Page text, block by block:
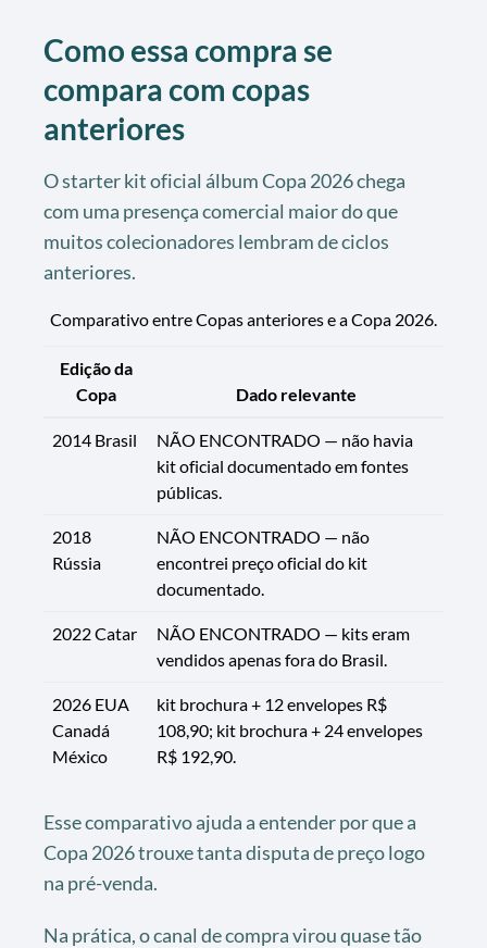
Como essa compra se
compara com copas
anteriores
O starter kit oficial álbum Copa 2026 chega
com uma presença comercial maior do que
muitos colecionadores lembram de ciclos
anteriores.
Comparativo entre Copas anteriores e a Copa 2026.
Edição da
Copa
Dado relevante
2014 Brasil
NÃO ENCONTRADO — não havia
kit oficial documentado em fontes
públicas.
2018
Rússia
NÃO ENCONTRADO — não
encontrei preço oficial do kit
documentado.
2022 Catar
NÃO ENCONTRADO — kits eram
vendidos apenas fora do Brasil.
2026 EUA
Canadá
México
kit brochura + 12 envelopes R$
108,90; kit brochura + 24 envelopes
R$ 192,90.
Esse comparativo ajuda a entender por que a
Copa 2026 trouxe tanta disputa de preço logo
na pré-venda.
Na prática, o canal de compra virou quase tão